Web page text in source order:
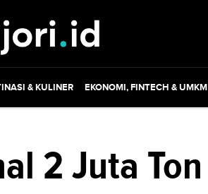
& KULINER EKONOMI, FINTECH & UMKM
2 Juta Ton